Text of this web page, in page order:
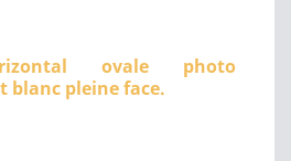
ovale photo
blanc pleine face.